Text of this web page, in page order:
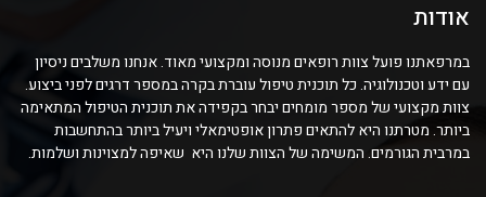
אודות
במרפאתנו פועל צוות רופאים מנוסה ומקצועי מאוד. אנחנו משלבים ניסיון
עם ידע וטכנולוגיה. כל תוכנית טיפול עוברת בקרה במספר דרגים לפני ביצוע.
צוות מקצועי של מספר מומחים יבחר בקפידה את תוכנית הטיפול המתאימה
ביותר. מטרתנו היא להתאים פתרון אופטימאלי ויעיל ביותר בהתחשבות
במרבית הגורמים. המשימה של הצוות שלנו היא שאיפה למצוינות ושלמות.